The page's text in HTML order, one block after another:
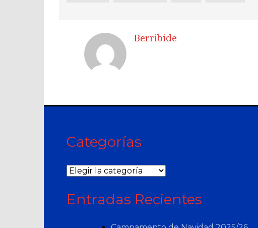
Berribide
Categorías
Categorías
Entradas Recientes